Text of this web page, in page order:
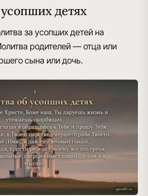
детях
за усопших детей на
родителей — отца или
сына или дочь.